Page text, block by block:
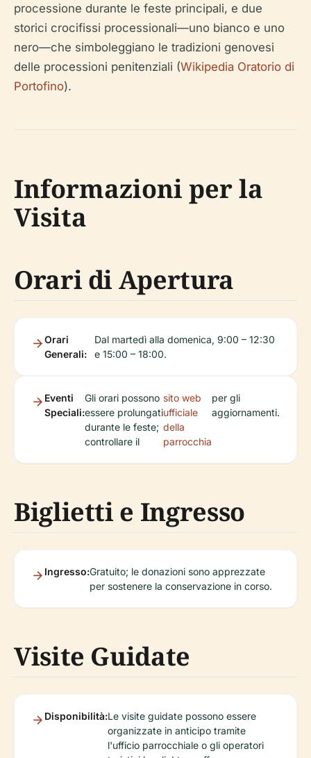
processione durante le feste principali, e due
storici crocifissi processionali—uno bianco e uno
nero—che simboleggiano le tradizioni genovesi
delle processioni penitenziali (Wikipedia Oratorio di
Portofino).
Informazioni per la
Visita
Orari di Apertura
Orari
Generali:
Dal martedì alla domenica, 9:00 – 12:30
e 15:00 – 18:00.
Eventi
Speciali:
Gli orari possono
essere prolungati
durante le feste;
controllare il
sito web
ufficiale
della
parrocchia
per gli
aggiornamenti.
Biglietti e Ingresso
Ingresso:Gratuito; le donazioni sono apprezzate
per sostenere la conservazione in corso.
Visite Guidate
Disponibilità:Le visite guidate possono essere
organizzate in anticipo tramite
l'ufficio parrocchiale o gli operatori